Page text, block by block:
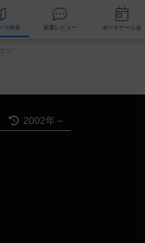
データベース 検索 新着レビュー
ツ
2002年～